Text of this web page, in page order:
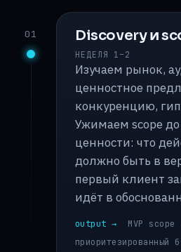
01 Discovery и
НЕДЕЛЯ 1–2
Изучаем рынок,
ценностное
конкуренцию,
Ужимаем scope до
ценности: что
должно быть в
первый клиент
идёт в
output →
MVP
приоритезированный